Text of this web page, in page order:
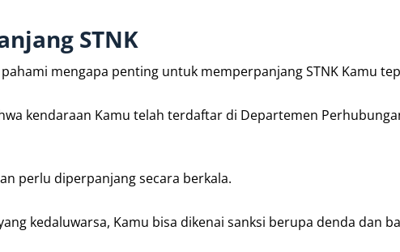
STNK
mengapa penting untuk memperpanjang STNK Kamu
kendaraan Kamu telah terdaftar di Departemen
perlu diperpanjang secara berkala.
kedaluwarsa, Kamu bisa dikenai sanksi berupa denda dan